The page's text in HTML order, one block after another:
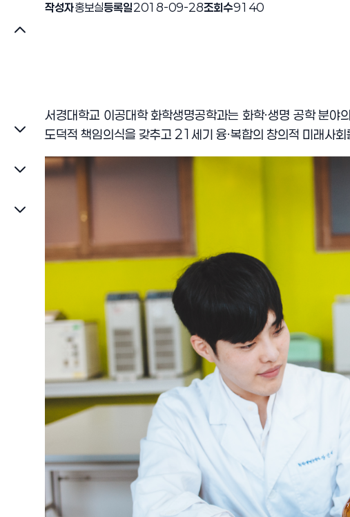
작성자홍보실등록일2018-09-28조회수9140
서경대학교 이공대학 화학생명공학과는 화학·생명 공학 분야
도덕적 책임의식을 갖추고 21 세기 융·복합의 창의적 미래사